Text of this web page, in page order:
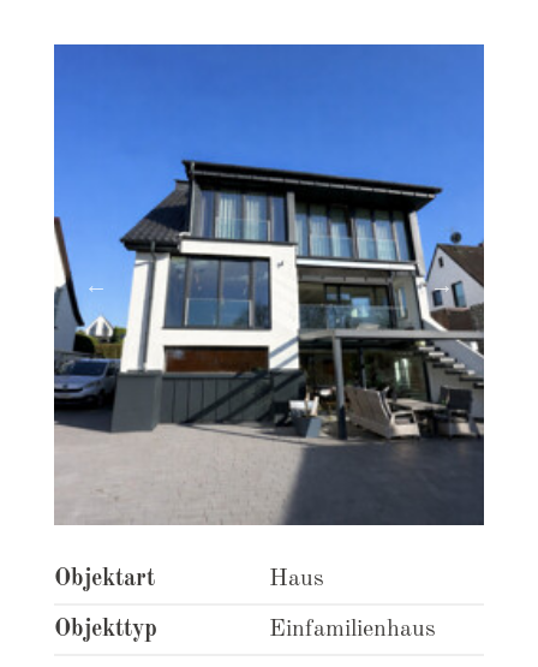
Objektart Haus
Objekttyp Einfamilienhaus